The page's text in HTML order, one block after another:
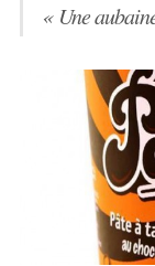
« Une